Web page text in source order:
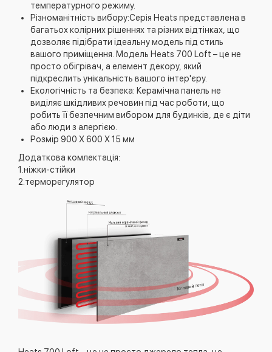
температурного режиму.
Різноманітність вибору:Серія Heats представлена в
багатьох колірних рішеннях та різних відтінках, що
дозволяє підібрати ідеальну модель під стиль
вашого приміщення. Модель Heats 700 Loft – це не
просто обігрівач, а елемент декору, який
підкреслить унікальність вашого інтер'єру.
Екологічність та безпека: Керамічна панель не
виділяє шкідливих речовин під час роботи, що
робить її безпечним вибором для будинків, де є діти
або люди з алергією.
Розмір 900 Х 600 Х 15 мм
Додаткова комлектація:
1.ніжки-стійки
2.терморегулятор